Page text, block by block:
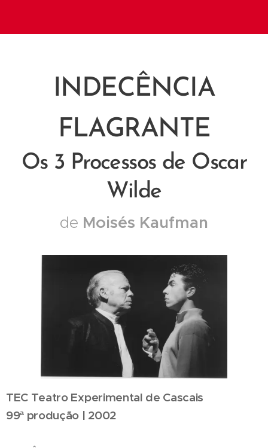
INDECÊNCIA
FLAGRANTE
Os 3 Processos de Oscar
Wilde
de Moisés Kaufman
TEC Teatro Experimental de Cascais
99ª produção | 2002